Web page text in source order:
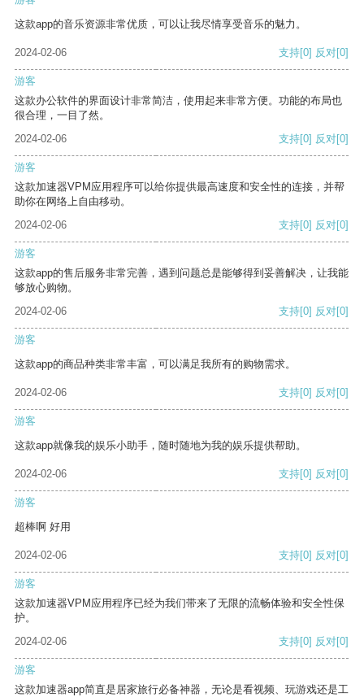
这款app的音乐资源非常优质，可以让我尽情享受音乐的魅力。
2024-02-06 支持[0] 反对[0]
游客
这款办公软件的界面设计非常简洁，使用起来非常方便。功能的布局也
很合理，一目了然。
2024-02-06
支持[0] 反对[0]
游客
这款加速器VPM应用程序可以给你提供最高速度和安全性的连接，并帮
助你在网络上自由移动。
2024-02-06
支持[0] 反对[0]
游客
这款app的售后服务非常完善，遇到问题总是能够得到妥善解决，让我能
够放心购物。
2024-02-06
支持[0] 反对[0]
游客
这款app的商品种类非常丰富，可以满足我所有的购物需求。
2024-02-06 支持[0] 反对[0]
游客
这款app就像我的娱乐小助手，随时随地为我的娱乐提供帮助。
2024-02-06 支持[0] 反对[0]
游客
超棒啊 好用
2024-02-06 支持[0] 反对[0]
游客
这款加速器VPM应用程序已经为我们带来了无限的流畅体验和安全性保
护。
2024-02-06
支持[0] 反对[0]
游客
这款加速器app简直是居家旅行必备神器，无论是看视频、玩游戏还是工